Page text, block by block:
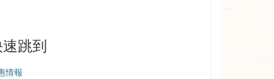
跳到
情報